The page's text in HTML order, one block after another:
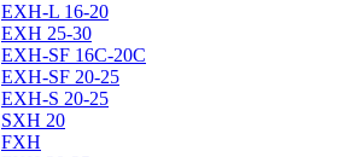
EXH-L 16-20
EXH 25-30
EXH-SF 16C-20C
EXH-SF 20-25
EXH-S 20-25
SXH 20
FXH